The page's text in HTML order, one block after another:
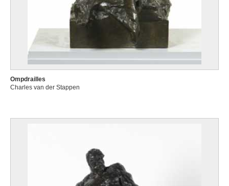
Ompdrailles
Charles van der Stappen